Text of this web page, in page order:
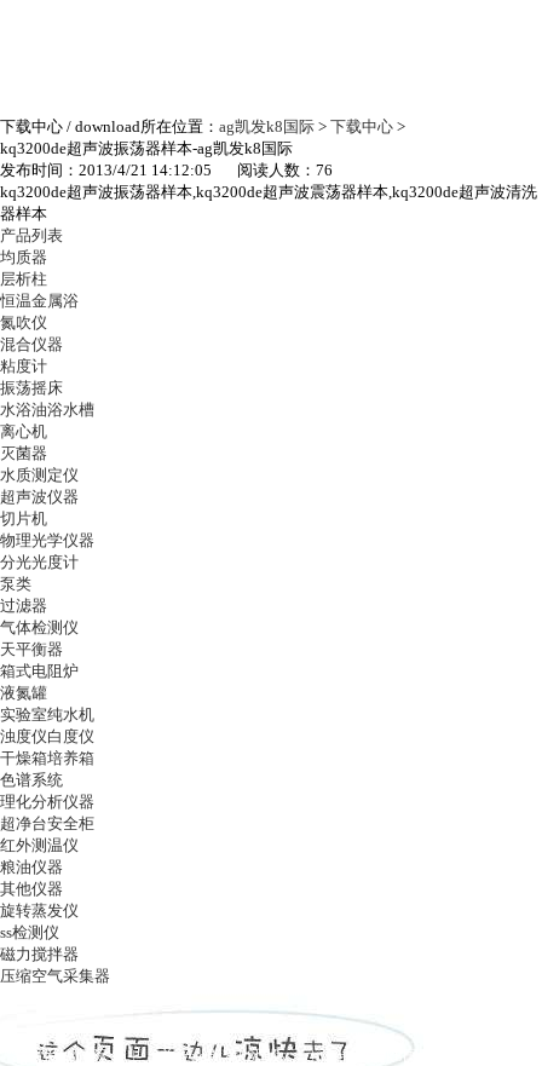
下载中心 / download所在位置： ag凯发k8国际 > 下载中心 >
kq3200de超声波振荡器样本-ag凯发k8国际
发布时间：2013/4/21 14:12:05 阅读人数：76
kq3200de超声波振荡器样本,kq3200de超声波震荡器样本,kq3200de超声波清洗
器样本
产品列表
均质器
层析柱
恒温金属浴
氮吹仪
混合仪器
粘度计
振荡摇床
水浴油浴水槽
离心机
灭菌器
水质测定仪
超声波仪器
切片机
物理光学仪器
分光光度计
泵类
过滤器
气体检测仪
天平衡器
箱式电阻炉
液氮罐
实验室纯水机
浊度仪白度仪
干燥箱培养箱
色谱系统
理化分析仪器
超净台安全柜
红外测温仪
粮油仪器
其他仪器
旋转蒸发仪
ss检测仪
磁力搅拌器
压缩空气采集器
ag凯发k8国际 | 关于ag凯发k8国际 | ag凯发k8国际的产品展示